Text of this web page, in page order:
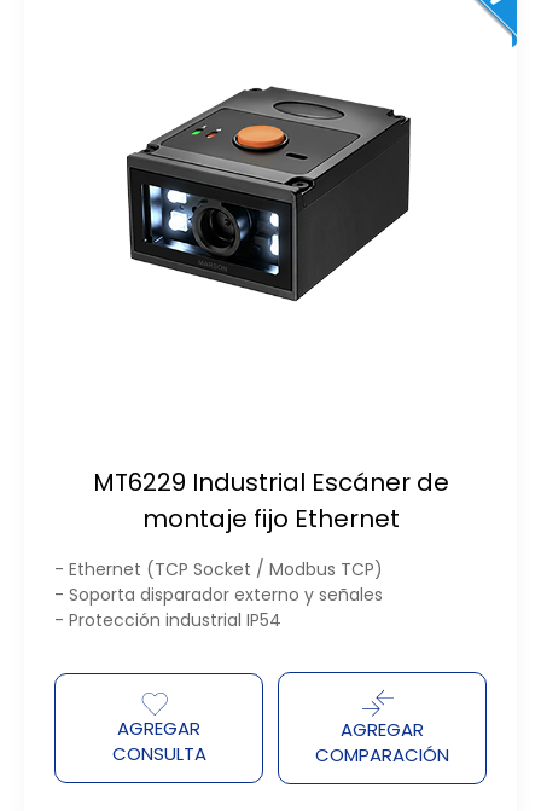
MT6229 Industrial Escáner de
montaje fijo Ethernet
- Ethernet (TCP Socket / Modbus TCP)
- Soporta disparador externo y señales
- Protección industrial IP54
AGREGAR
CONSULTA
AGREGAR
COMPARACIÓN